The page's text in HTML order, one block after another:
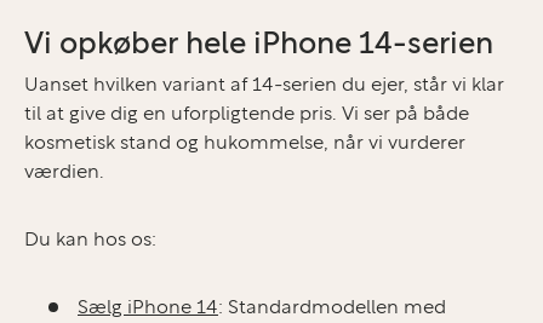
Vi opkøber hele iPhone 14-serien
Uanset hvilken variant af 14-serien du ejer, står vi klar
til at give dig en uforpligtende pris. Vi ser på både
kosmetisk stand og hukommelse, når vi vurderer
værdien.
Du kan hos os:
Sælg iPhone 14: Standardmodellen med